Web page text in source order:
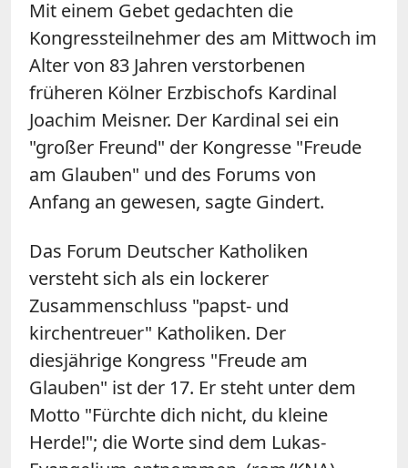
Mit einem Gebet gedachten die
Kongressteilnehmer des am Mittwoch im
Alter von 83 Jahren verstorbenen
früheren Kölner Erzbischofs Kardinal
Joachim Meisner. Der Kardinal sei ein
"großer Freund" der Kongresse "Freude
am Glauben" und des Forums von
Anfang an gewesen, sagte Gindert.
Das Forum Deutscher Katholiken
versteht sich als ein lockerer
Zusammenschluss "papst- und
kirchentreuer" Katholiken. Der
diesjährige Kongress "Freude am
Glauben" ist der 17. Er steht unter dem
Motto "Fürchte dich nicht, du kleine
Herde!"; die Worte sind dem Lukas-